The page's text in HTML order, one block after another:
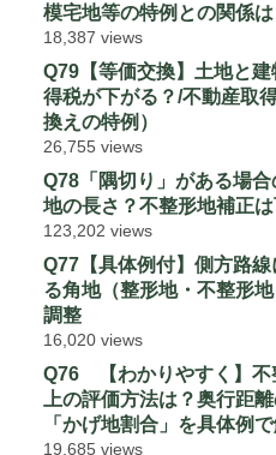
模宅地等の特例との関係は
18,387 views
Q79【等価交換】土地と
得税が下がる？/不動産取
換えの特例）
26,755 views
Q78「隅切り」がある場
地の長さ？不整形地補正は
123,202 views
Q77【具体例付】側方路
る角地（整形地・不整形
調整
16,020 views
Q76 【わかりやすく】不
上の評価方法は？奥行距
「かげ地割合」を具体例
19,685 views